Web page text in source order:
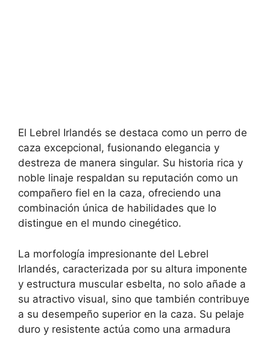
El Lebrel Irlandés se destaca como un perro de
caza excepcional, fusionando elegancia y
destreza de manera singular. Su historia rica y
noble linaje respaldan su reputación como un
compañero fiel en la caza, ofreciendo una
combinación única de habilidades que lo
distingue en el mundo cinegético.
La morfología impresionante del Lebrel
Irlandés, caracterizada por su altura imponente
y estructura muscular esbelta, no solo añade a
su atractivo visual, sino que también contribuye
a su desempeño superior en la caza. Su pelaje
duro y resistente actúa como una armadura